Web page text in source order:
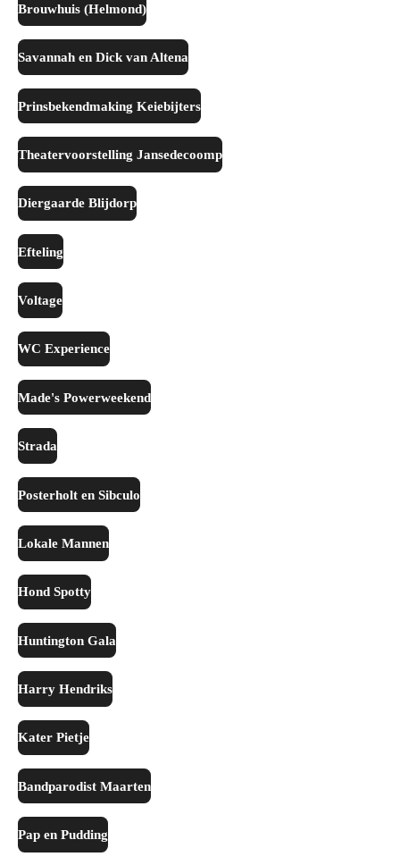
Brouwhuis (Helmond)
Savannah en Dick van Altena
Prinsbekendmaking Keiebijters
Theatervoorstelling Jansedecoomp
Diergaarde Blijdorp
Efteling
Voltage
WC Experience
Made's Powerweekend
Strada
Posterholt en Sibculo
Lokale Mannen
Hond Spotty
Huntington Gala
Harry Hendriks
Kater Pietje
Bandparodist Maarten
Pap en Pudding